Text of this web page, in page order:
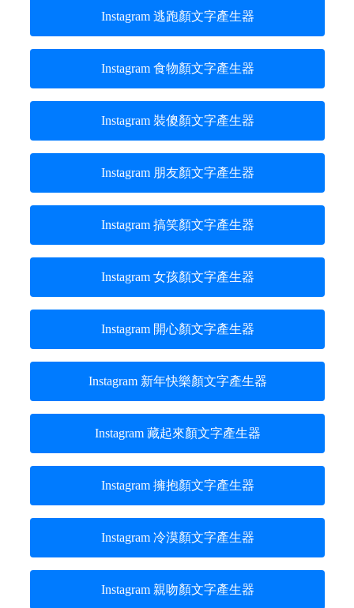
Instagram 逃跑顏文字產生器
Instagram 食物顏文字產生器
Instagram 裝傻顏文字產生器
Instagram 朋友顏文字產生器
Instagram 搞笑顏文字產生器
Instagram 女孩顏文字產生器
Instagram 開心顏文字產生器
Instagram 新年快樂顏文字產生器
Instagram 藏起來顏文字產生器
Instagram 擁抱顏文字產生器
Instagram 冷漠顏文字產生器
Instagram 親吻顏文字產生器